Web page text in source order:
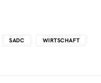
SADC WIRTSCHAFT